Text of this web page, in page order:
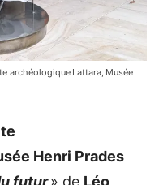
archéologique Lattara, Musée
Henri Prades
futur» de Léo